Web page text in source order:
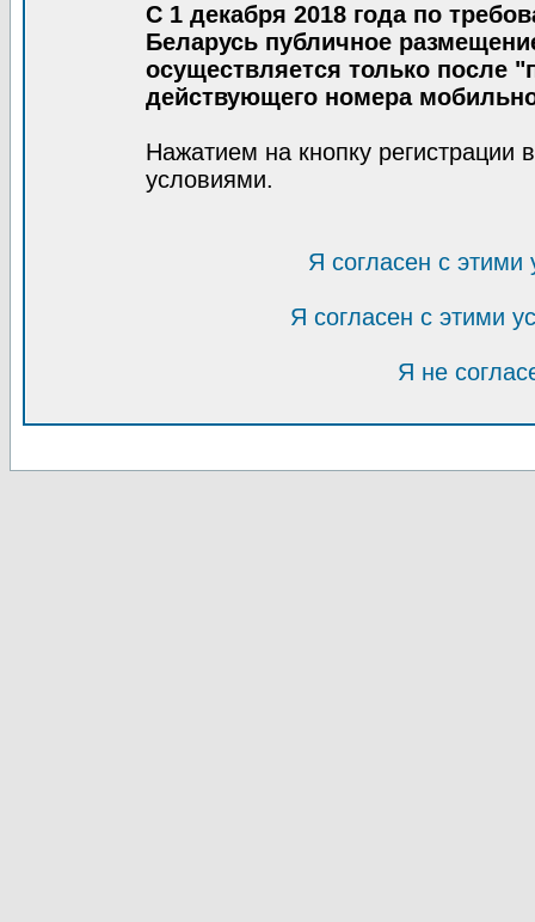
С 1 декабря 2018 года по
Беларусь публичное
осуществляется только после
действующего номера
Нажатием на кнопку регистрации
условиями.
Я согласен с
Я согласен с этими
Я не